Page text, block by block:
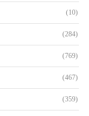
(10)
(284)
(769)
(467)
(359)